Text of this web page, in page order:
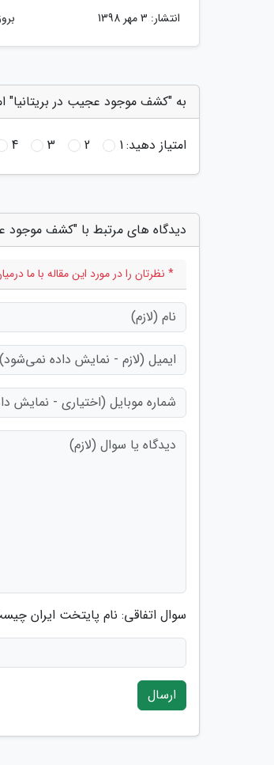
انتشار: 3 مهر 1398
به "کشف موجود عجیب در بریتانیا"
امتیاز دهید:1
2
3
4
دیدگاه های مرتبط با "کشف موجود
* نظرتان را در مورد این مقاله با ما
سوال اتفاقی: نام پایتخت ایران
ارسال